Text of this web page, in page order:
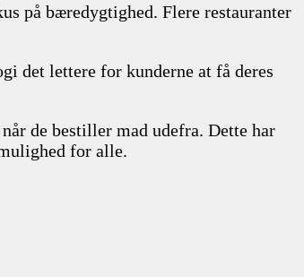
på bæredygtighed. Flere restauranter
det lettere for kunderne at få deres
de bestiller mad udefra. Dette har
for alle.